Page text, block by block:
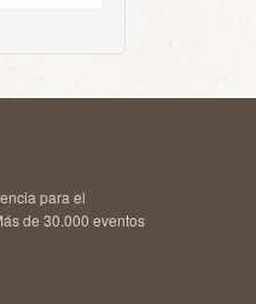
para el
de 30.000 eventos